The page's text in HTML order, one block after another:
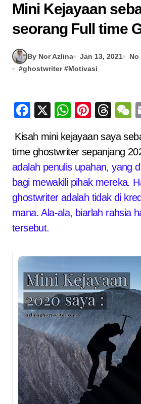
Mini Kejayaan
seorang Full time
By Nor Azlina Jan 13, 2021
No
#ghostwriter #Motivasi
Facebook
X
Kisah mini kejayaan saya sebagai seorang full
time ghostwriter sepanjang
adalah penulis upahan, yang
bagi mewakili pihak mereka.
ghostwriter adalah tidak di
mana. Ala-ala, biarlah rahsia
tersebut.